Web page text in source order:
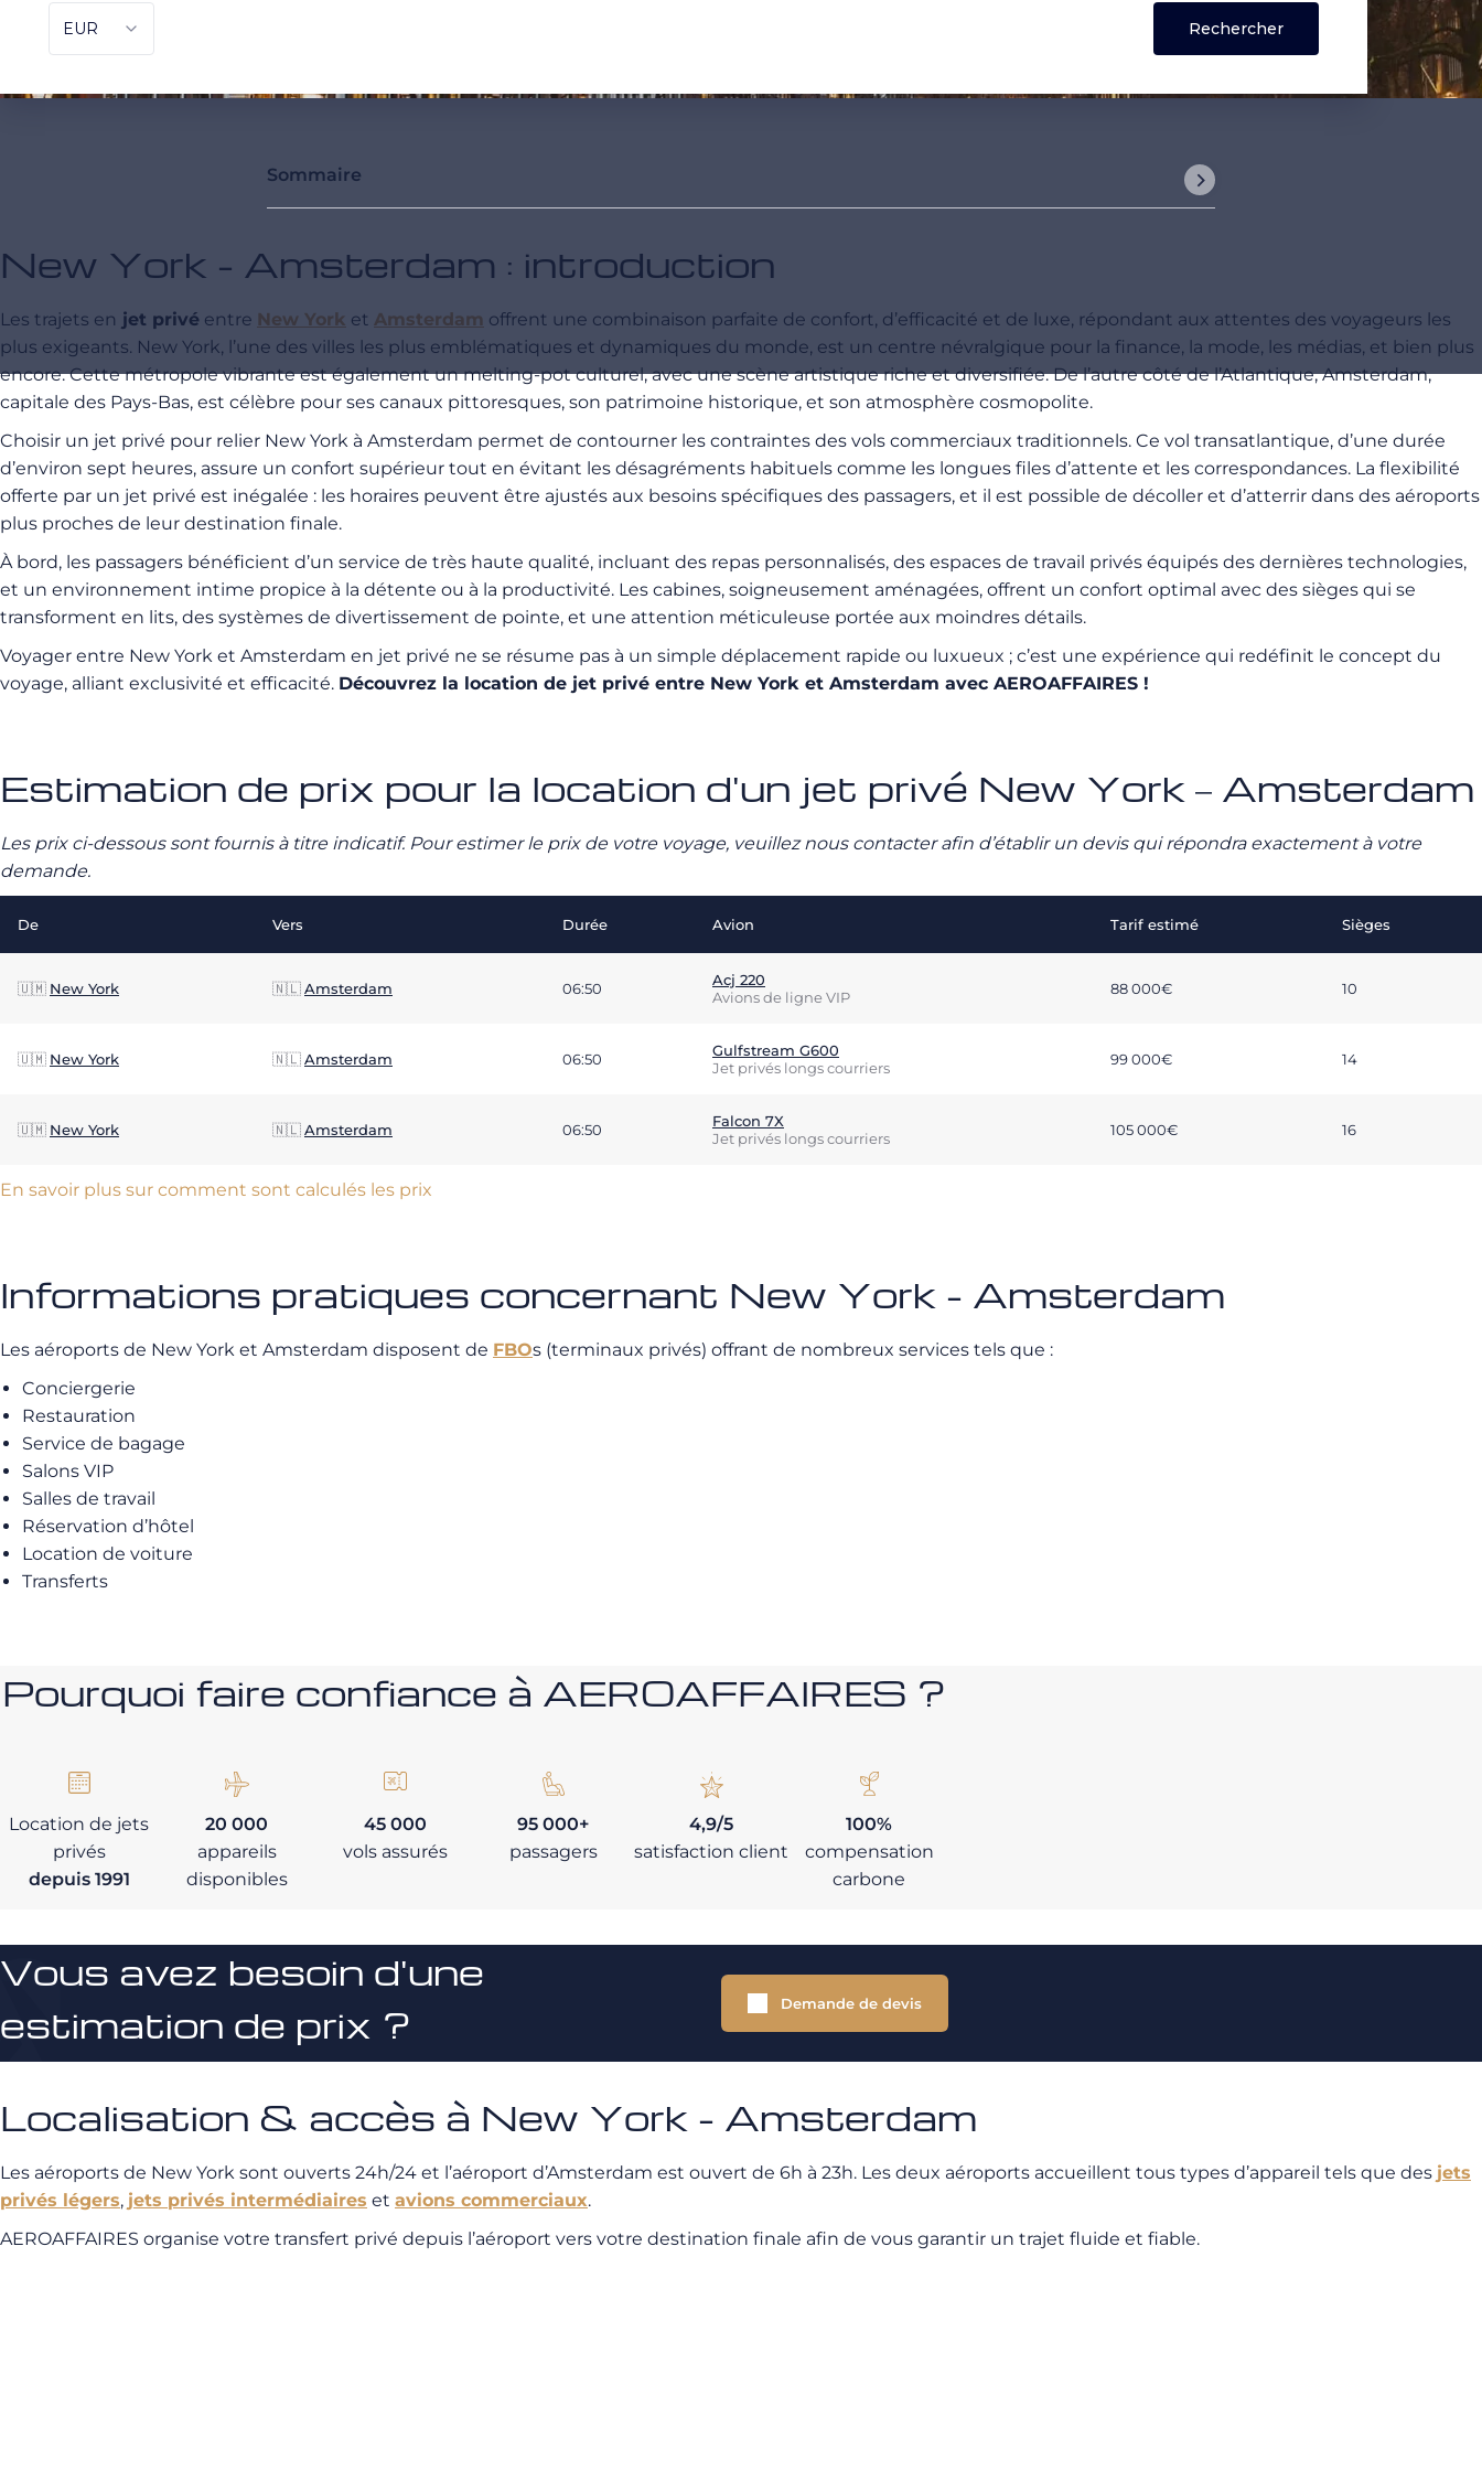
Sommaire
New York - Amsterdam : introduction
Les trajets en jet privé entre New York et Amsterdam offrent une combinaison parfaite de confort, d’efficacité et de luxe, répondant aux attentes des voyageurs les
plus exigeants. New York, l’une des villes les plus emblématiques et dynamiques du monde, est un centre névralgique pour la finance, la mode, les médias, et bien plus
encore. Cette métropole vibrante est également un melting-pot culturel, avec une scène artistique riche et diversifiée. De l’autre côté de l’Atlantique, Amsterdam,
capitale des Pays-Bas, est célèbre pour ses canaux pittoresques, son patrimoine historique, et son atmosphère cosmopolite.
Choisir un jet privé pour relier New York à Amsterdam permet de contourner les contraintes des vols commerciaux traditionnels. Ce vol transatlantique, d’une durée
d’environ sept heures, assure un confort supérieur tout en évitant les désagréments habituels comme les longues files d’attente et les correspondances. La flexibilité
offerte par un jet privé est inégalée : les horaires peuvent être ajustés aux besoins spécifiques des passagers, et il est possible de décoller et d’atterrir dans des aéroports
plus proches de leur destination finale.
À bord, les passagers bénéficient d’un service de très haute qualité, incluant des repas personnalisés, des espaces de travail privés équipés des dernières technologies,
et un environnement intime propice à la détente ou à la productivité. Les cabines, soigneusement aménagées, offrent un confort optimal avec des sièges qui se
transforment en lits, des systèmes de divertissement de pointe, et une attention méticuleuse portée aux moindres détails.
Voyager entre New York et Amsterdam en jet privé ne se résume pas à un simple déplacement rapide ou luxueux ; c’est une expérience qui redéfinit le concept du
voyage, alliant exclusivité et efficacité. Découvrez la location de jet privé entre New York et Amsterdam avec AEROAFFAIRES !
Estimation de prix pour la location d'un jet privé New York – Amsterdam
Les prix ci-dessous sont fournis à titre indicatif. Pour estimer le prix de votre voyage, veuillez nous contacter afin d’établir un devis qui répondra exactement à votre
demande.
De Vers Durée Avion Tarif estimé Sièges
🇺🇲 New York 🇳🇱Amsterdam 06:50
Acj 220
Avions de ligne VIP
88 000€ 10
🇺🇲 New York 🇳🇱Amsterdam 06:50
Gulfstream G600
Jet privés longs courriers
99 000€ 14
🇺🇲 New York 🇳🇱Amsterdam 06:50
Falcon 7X
Jet privés longs courriers
105 000€ 16
En savoir plus sur comment sont calculés les prix
Informations pratiques concernant New York - Amsterdam
Les aéroports de New York et Amsterdam disposent de FBOs (terminaux privés) offrant de nombreux services tels que :
Conciergerie
Restauration
Service de bagage
Salons VIP
Salles de travail
Réservation d’hôtel
Location de voiture
Transferts
Pourquoi faire confiance à AEROAFFAIRES ?
Location de jets
privés
depuis 1991
20 000
appareils
disponibles
45 000
vols assurés
95 000+
passagers
4,9/5
satisfaction client
100%
compensation
carbone
Vous avez besoin d'une
estimation de prix ?
Demande de devis
Localisation & accès à New York - Amsterdam
Les aéroports de New York sont ouverts 24h/24 et l’aéroport d’Amsterdam est ouvert de 6h à 23h. Les deux aéroports accueillent tous types d’appareil tels que des jets
privés légers, jets privés intermédiaires et avions commerciaux.
AEROAFFAIRES organise votre transfert privé depuis l’aéroport vers votre destination finale afin de vous garantir un trajet fluide et fiable.